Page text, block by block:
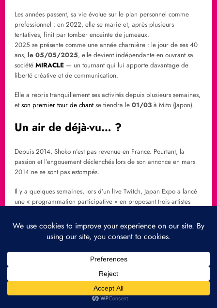
Les années passent, sa vie évolue sur le plan personnel comme
professionnel : en 2022, elle se marie et, après plusieurs
tentatives, finit par tomber enceinte de jumeaux.
2025 se présente comme une année charnière : le jour de ses 40
ans, le 05/05/2025, elle devient indépendante en ouvrant sa
société MIRACLE — un tournant qui lui apporte davantage de
liberté créative et de communication.
Elle a repris tranquillement ses activités depuis plusieurs semaines,
etson premier tour de chantse tiendra le 01/03 à Mito (Japon).
Un air de déjà-vu… ?
Depuis 2014, Shoko n’est pas revenue en France. Pourtant, la
passion et l’engouement déclenchés lors de son annonce en mars
2014 ne se sont pas estompés.
Il y a quelques semaines, lors d’un live Twitch, Japan Expo a lancé
une « programmation participative » en proposant trois artistes
immédiat — et le compteur de votes s’est emballé dès l’instant où
son nom a été mentionné.